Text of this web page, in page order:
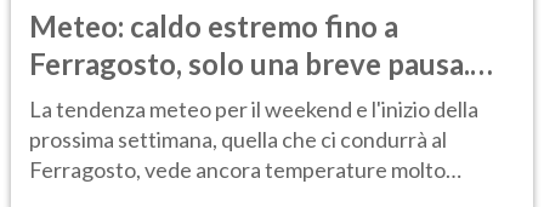
Meteo: caldo estremo fino a
Ferragosto, solo una breve pausa.
Ecco dove
La tendenza meteo per il weekend e l'inizio della
prossima settimana, quella che ci condurrà al
Ferragosto, vede ancora temperature molto